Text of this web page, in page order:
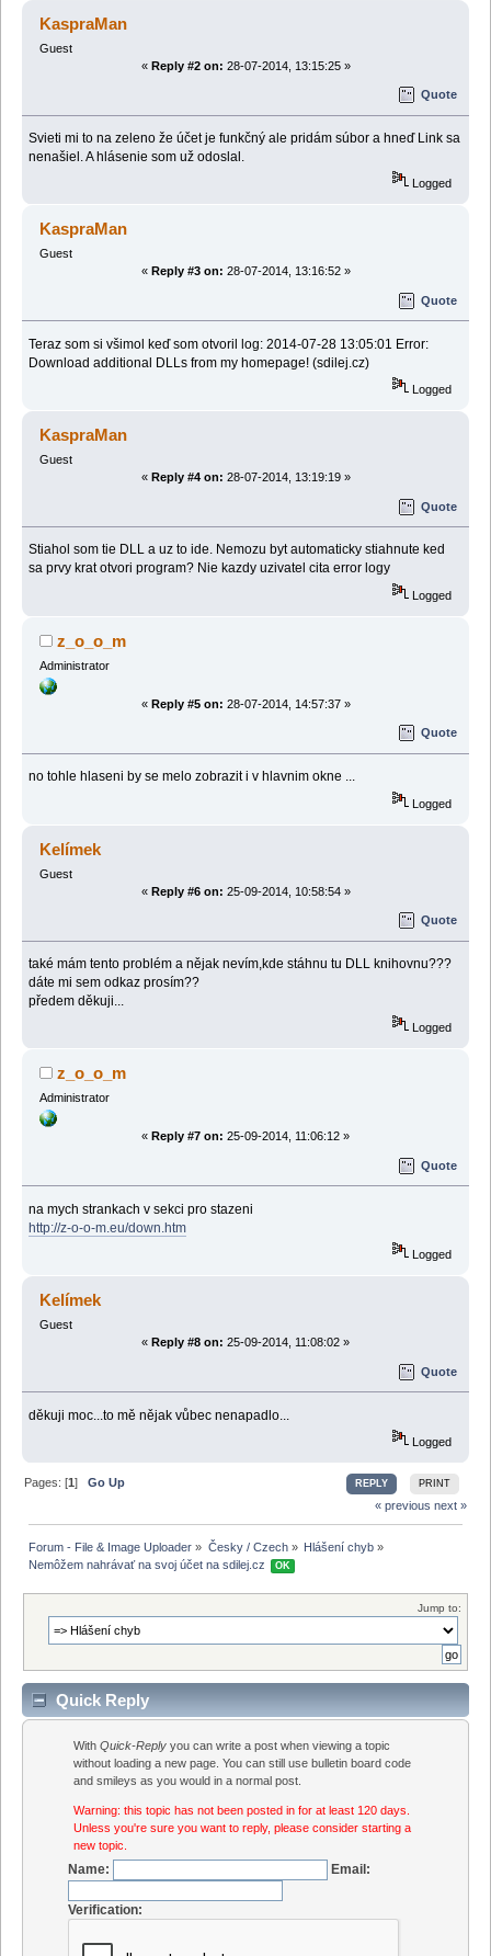
KaspraMan
Guest
« Reply #2 on: 28-07-2014, 13:15:25 »
Quote
Svieti mi to na zeleno že účet je funkčný ale pridám súbor a hneď Link sa
nenašiel. A hlásenie som už odoslal.
Logged
KaspraMan
Guest
« Reply #3 on: 28-07-2014, 13:16:52 »
Quote
Teraz som si všimol keď som otvoril log: 2014-07-28 13:05:01 Error:
Download additional DLLs from my homepage! (sdilej.cz)
Logged
KaspraMan
Guest
« Reply #4 on: 28-07-2014, 13:19:19 »
Quote
Stiahol som tie DLL a uz to ide. Nemozu byt automaticky stiahnute ked
sa prvy krat otvori program? Nie kazdy uzivatel cita error logy
Logged
z_o_o_m
Administrator
« Reply #5 on: 28-07-2014, 14:57:37 »
Quote
no tohle hlaseni by se melo zobrazit i v hlavnim okne ...
Logged
Kelímek
Guest
« Reply #6 on: 25-09-2014, 10:58:54 »
Quote
také mám tento problém a nějak nevím,kde stáhnu tu DLL knihovnu???
dáte mi sem odkaz prosím??
předem děkuji...
Logged
z_o_o_m
Administrator
« Reply #7 on: 25-09-2014, 11:06:12 »
Quote
na mych strankach v sekci pro stazeni
http://z-o-o-m.eu/down.htm
Logged
Kelímek
Guest
« Reply #8 on: 25-09-2014, 11:08:02 »
Quote
děkuji moc...to mě nějak vůbec nenapadlo...
Logged
REPLY PRINT
Pages: [1]Go Up
« previous next »
Forum - File & Image Uploader » Česky / Czech» Hlášení chyb»
Nemôžem nahrávať na svoj účet na sdilej.cz
OK
Jump to:
Quick Reply
WithQuick-Reply you can write a post when viewing a topic
without loading a new page. You can still use bulletin board code
and smileys as you would in a normal post.
Warning: this topic has not been posted in for at least 120 days.
Unless you're sure you want to reply, please consider starting a
new topic.
Name: Email:
Verification: